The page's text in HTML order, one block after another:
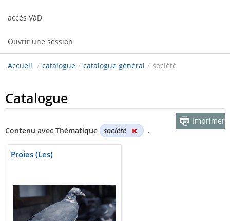
accès VàD
Ouvrir une session
Accueil / catalogue / catalogue général / société
Catalogue
Contenu avec Thématique société .
Imprimer
Proies (Les)